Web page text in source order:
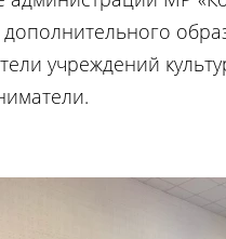
дополнительного
учреждений